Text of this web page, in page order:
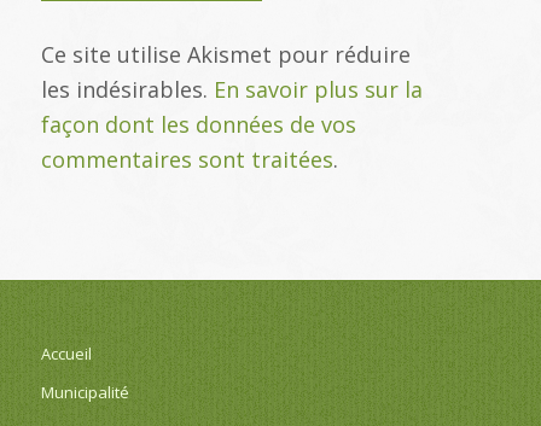
Ce site utilise Akismet pour réduire
les indésirables. En savoir plus sur la
façon dont les données de vos
commentaires sont traitées.
Accueil
Municipalité